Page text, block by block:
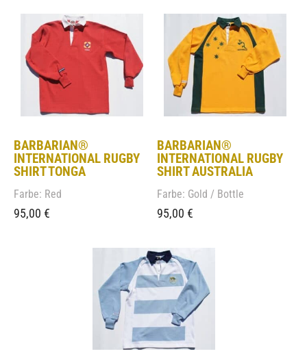
BARBARIAN®
INTERNATIONAL RUGBY
SHIRT TONGA
Farbe: Red
95,00 €
BARBARIAN®
INTERNATIONAL RUGBY
SHIRT AUSTRALIA
Farbe: Gold / Bottle
95,00 €